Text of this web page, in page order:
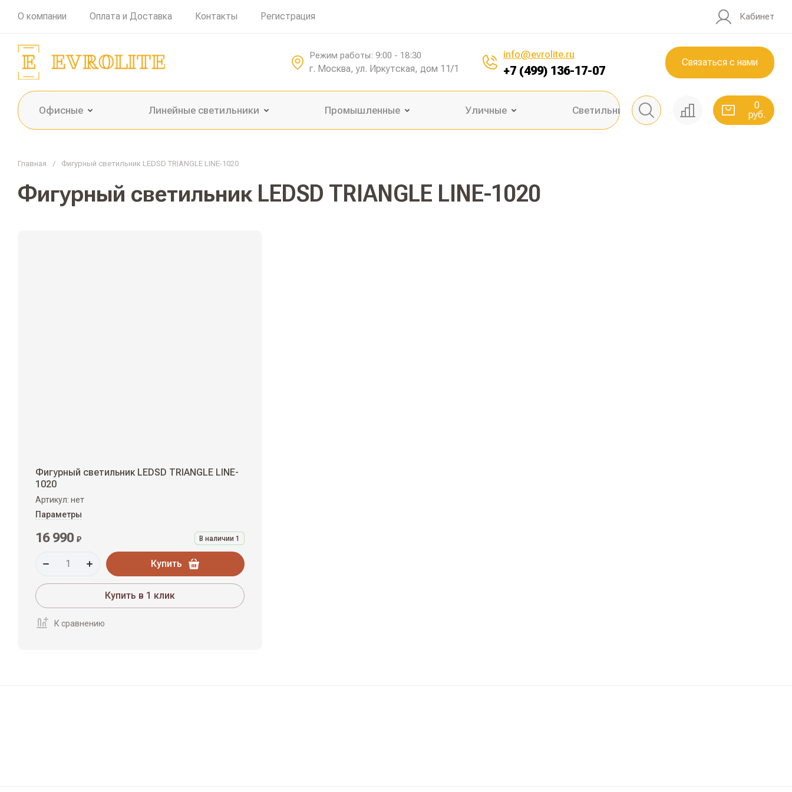
0 руб.
О компании Оплата и Доставка Контакты Регистрация Кабинет
Режим работы: 9:00 - 18:30
г. Москва, ул. Иркутская, дом 11/1
info@evrolite.ru
+7 (499) 136-17-07
Связаться с нами
Офисные Линейные светильники Промышленные Уличные Светильники ЖКХ
0
руб.
Главная / Фигурный светильник LEDSD TRIANGLE LINE-1020
Фигурный светильник LEDSD TRIANGLE LINE-1020
Фигурный светильник LEDSD TRIANGLE LINE-
1020
Артикул: нет
Параметры
В наличии 1
16 990 ₽
Купить
Купить в 1 клик
К сравнению